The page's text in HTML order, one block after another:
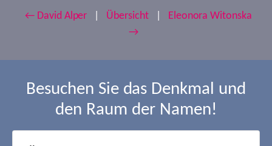
← David Alper Übersicht
Eleonora Witonska
→
Besuchen Sie das Denkmal und
den Raum der Namen!